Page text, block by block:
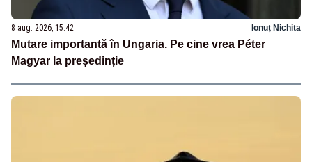
8 aug. 2026, 15:42 Ionuț Nichita
Mutare importantă în Ungaria. Pe cine vrea Péter
Magyar la președinție